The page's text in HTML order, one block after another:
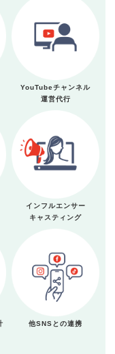
YouTubeチャンネル
運営代行
インフルエンサー
キャスティング
他SNSとの連携